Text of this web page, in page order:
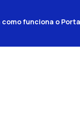
como funciona o